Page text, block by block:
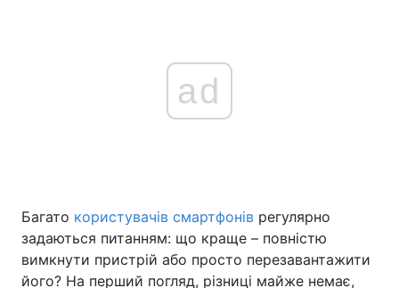
Україна Політика
Економіка Світ
ad
Багато користувачів смартфонів регулярно
задаються питанням: що краще – повністю
вимкнути пристрій або просто перезавантажити
його? На перший погляд, різниці майже немає,